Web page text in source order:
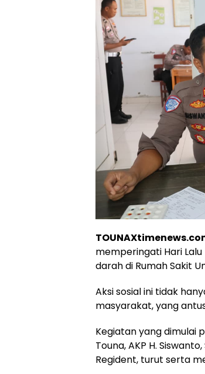
memperingati Hari
darah di Rumah Sakit
Aksi sosial ini tidak
masyarakat, yang
Kegiatan yang dimulai
Touna, AKP H.
Regident, turut serta